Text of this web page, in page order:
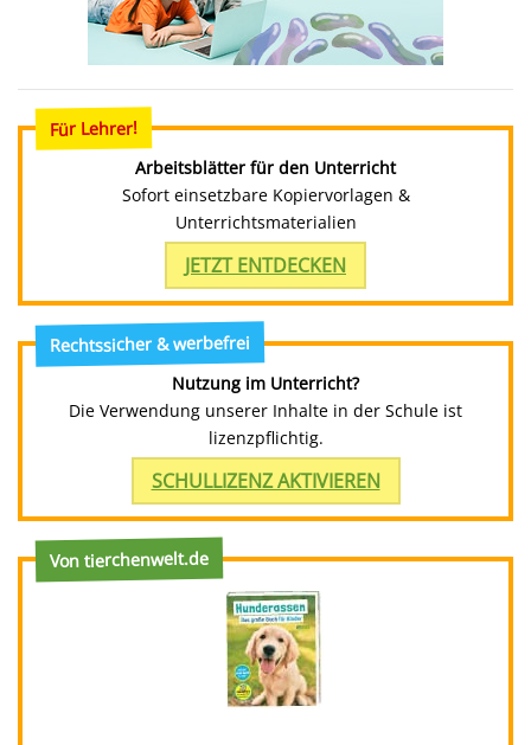
Für Lehrer!
Arbeitsblätter für den Unterricht
Sofort einsetzbare Kopiervorlagen &
Unterrichtsmaterialien
JETZT ENTDECKEN
Rechtssicher & werbefrei
Nutzung im Unterricht?
Die Verwendung unserer Inhalte in der Schule ist
lizenzpflichtig.
SCHULLIZENZ AKTIVIEREN
Von tierchenwelt.de